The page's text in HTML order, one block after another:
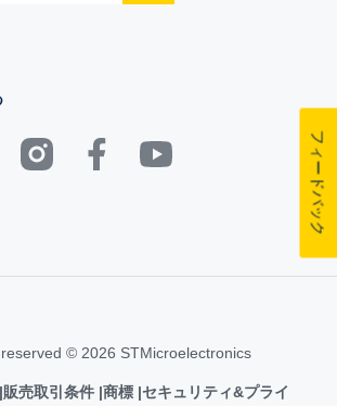
© 2026 STMicroelectronics
販売取引条件 商標 セキュリティ&プライ
フィードバック